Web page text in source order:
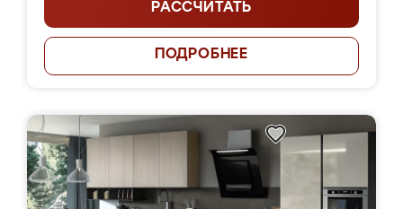
РАССЧИТАТЬ
ПОДРОБНЕЕ